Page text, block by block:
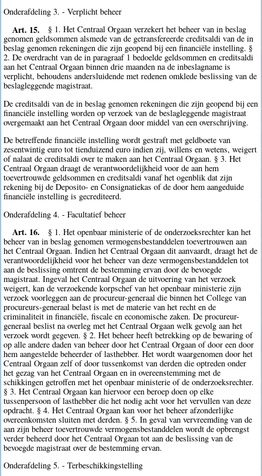
Onderafdeling 3. - Verplicht beheer
Art. 15.
§ 1. Het Centraal Orgaan verzekert het beheer van in beslag
genomen geldsommen alsmede van de getransfereerde creditsaldi van de in
beslag genomen rekeningen die zijn geopend bij een financiële instelling. §
2. De overdracht van de in paragraaf 1 bedoelde geldsommen en creditsaldi
aan het Centraal Orgaan binnen drie maanden na de inbeslagname is
verplicht, behoudens andersluidende met redenen omklede beslissing van de
beslagleggende magistraat.
De creditsaldi van de in beslag genomen rekeningen die zijn geopend bij een
financiële instelling worden op verzoek van de beslagleggende magistraat
overgemaakt aan het Centraal Orgaan door middel van een overschrijving.
De betreffende financiële instelling wordt gestraft met geldboete van
zesentwintig euro tot tienduizend euro indien zij, willens en wetens, weigert
of nalaat de creditsaldi over te maken aan het Centraal Orgaan. § 3. Het
Centraal Orgaan draagt de verantwoordelijkheid voor de aan hem
toevertrouwde geldsommen en creditsaldi vanaf het ogenblik dat zijn
rekening bij de Deposito- en Consignatiekas of de door hem aangeduide
financiële instelling is gecrediteerd.
Onderafdeling 4. - Facultatief beheer
Art. 16.
§ 1. Het openbaar ministerie of de onderzoeksrechter kan het
beheer van in beslag genomen vermogensbestanddelen toevertrouwen aan
het Centraal Orgaan. Indien het Centraal Orgaan dit aanvaardt, draagt het de
verantwoordelijkheid voor het beheer van deze vermogensbestanddelen tot
aan de beslissing omtrent de bestemming ervan door de bevoegde
magistraat. Ingeval het Centraal Orgaan de uitvoering van het verzoek
weigert, kan de verzoekende korpschef van het openbaar ministerie zijn
verzoek voorleggen aan de procureur-generaal die binnen het College van
procureurs-generaal belast is met de materie van het recht en de
criminaliteit in financiële, fiscale en economische zaken. De procureur-
generaal beslist na overleg met het Centraal Orgaan welk gevolg aan het
verzoek wordt gegeven. § 2. Het beheer heeft betrekking op de bewaring of
op alle andere daden van beheer door het Centraal Orgaan of door een door
hem aangestelde beheerder of lasthebber. Het wordt waargenomen door het
Centraal Orgaan zelf of door tussenkomst van derden die optreden onder
het gezag van het Centraal Orgaan en in overeenstemming met de
schikkingen getroffen met het openbaar ministerie of de onderzoeksrechter.
§ 3. Het Centraal Orgaan kan hiervoor een beroep doen op elke
tussenpersoon of lasthebber die het nodig acht voor het vervullen van deze
opdracht. § 4. Het Centraal Orgaan kan voor het beheer afzonderlijke
overeenkomsten sluiten met derden. § 5. In geval van vervreemding van de
aan zijn beheer toevertrouwde vermogensbestanddelen wordt de opbrengst
verder beheerd door het Centraal Orgaan tot aan de beslissing van de
bevoegde magistraat over de bestemming ervan.
Onderafdeling 5. - Terbeschikkingstelling